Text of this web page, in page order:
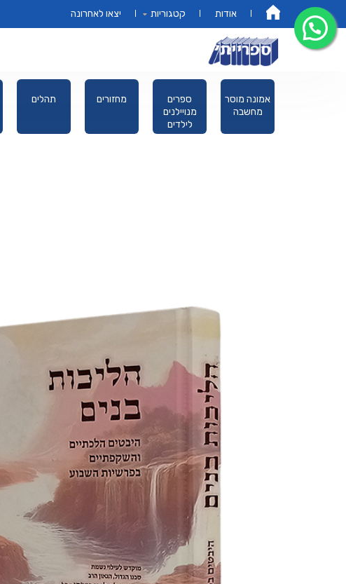
אודות קטגוריות יצאו לאחרונה
תהלים מחזורים
ספרים
מנויילנים
לילדים
אמונה מוסר
מחשבה